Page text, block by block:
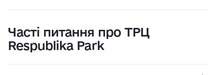
Часті питання про ТРЦ
Respublika Park